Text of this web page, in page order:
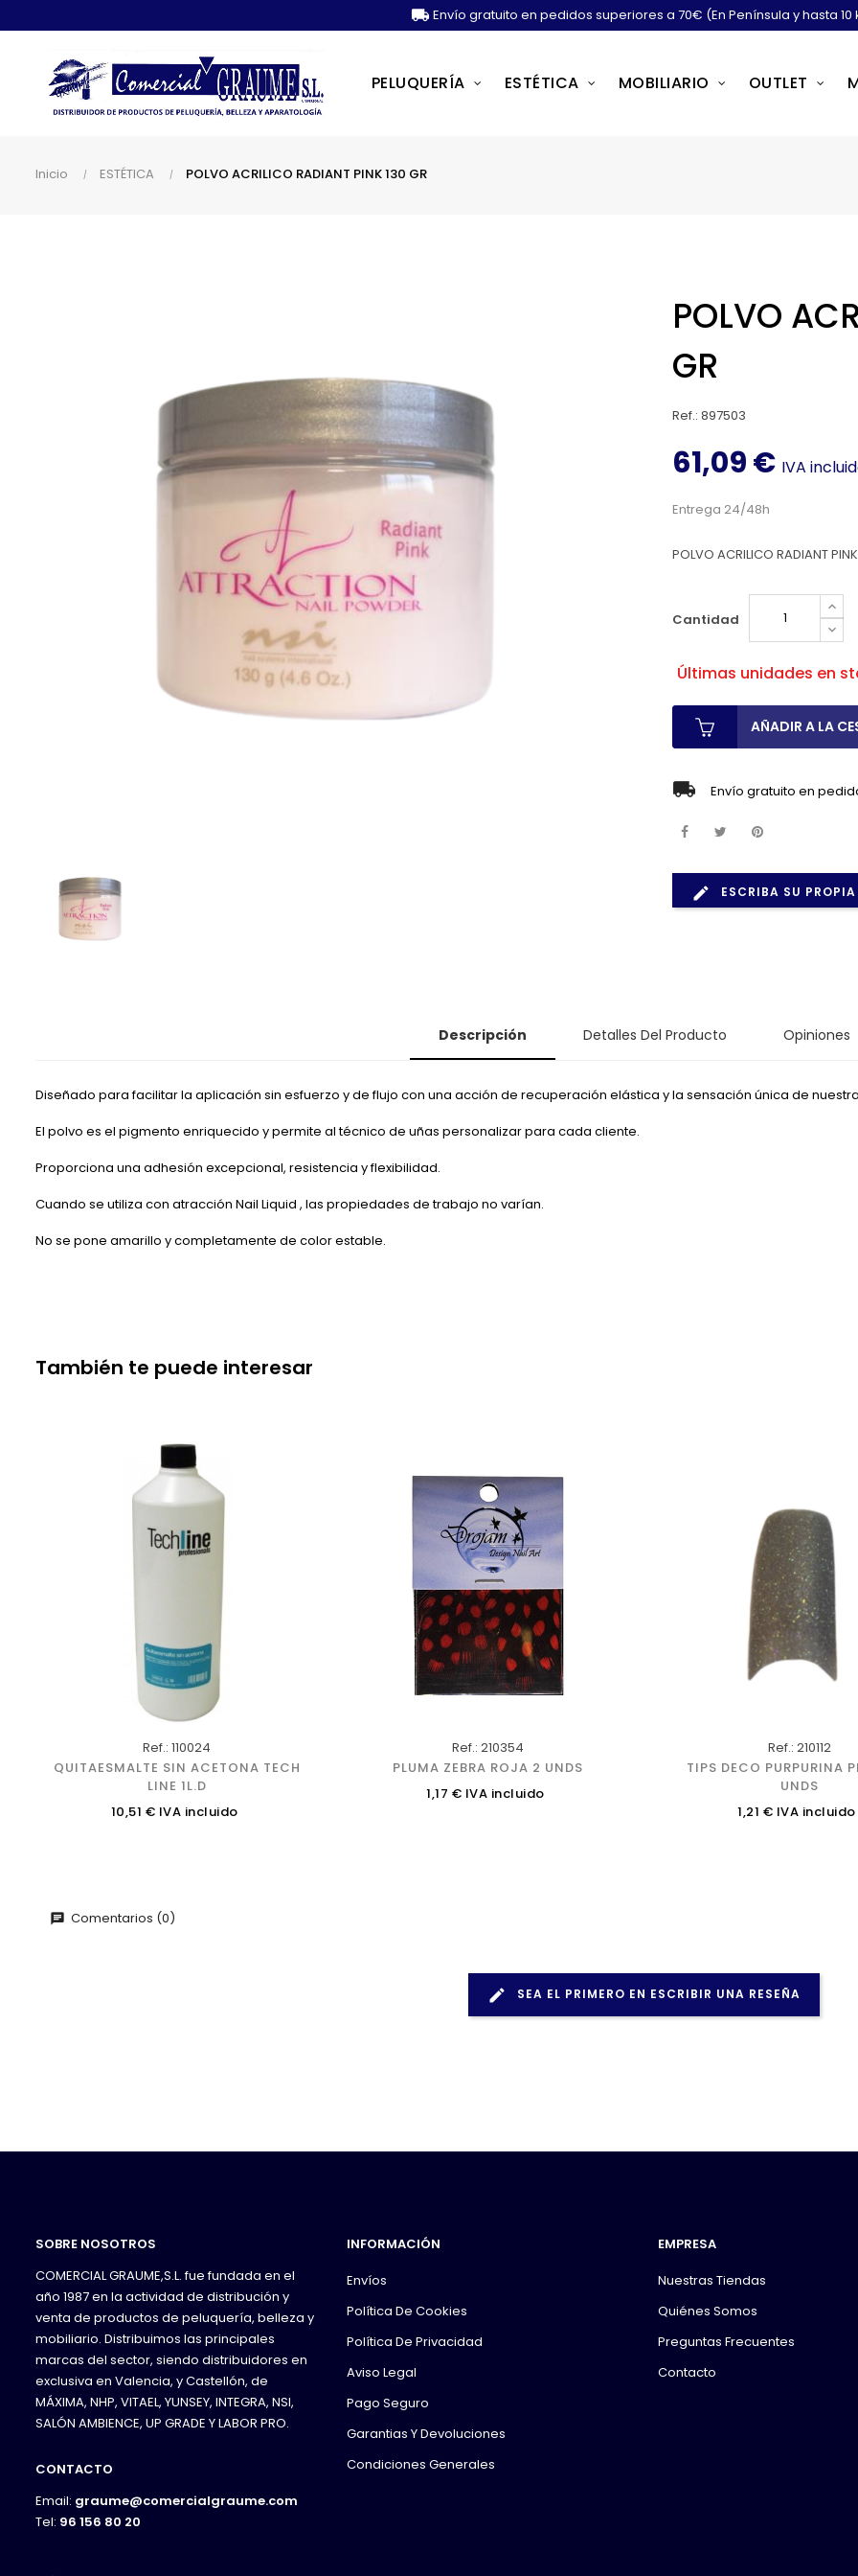
Envío gratuito en pedidos superiores a 70€ (En Península y hasta 10
PELUQUERÍA ESTÉTICA MOBILIARIO OUTLET
Inicio ESTÉTICA POLVO ACRILICO RADIANT PINK 130 GR
POLVO
GR
Ref.: 897503
61,09 € IVA
Entrega 24/48h
POLVO ACRILICO RADIANT
Cantidad
Últimas unidades en
AÑADIR A LA
Envío gratuito en
ESCRIBA SU PROPIA
Descripción Detalles Del Producto Opiniones
Diseñado para facilitar la aplicación sin esfuerzo y de flujo con una acción de recuperación elástica y la sensación única de
El polvo es el pigmento enriquecido y permite al técnico de uñas personalizar para cada cliente.
Proporciona una adhesión excepcional, resistencia y flexibilidad.
Cuando se utiliza con atracción Nail Liquid , las propiedades de trabajo no varían.
No se pone amarillo y completamente de color estable.
También te puede interesar
Ref.: 110024
QUITAESMALTE SIN ACETONA TECH
LINE 1L.D
Precio
10,51 € IVA incluido
Ref.: 210354
PLUMA ZEBRA ROJA 2 UNDS
Precio
1,17 € IVA incluido
Ref.: 210112
TIPS DECO PURPURINA
UNDS
Precio
1,21 € IVA incluido
Comentarios (0)
SEA EL PRIMERO EN ESCRIBIR UNA RESEÑA
SOBRE NOSOTROS
COMERCIAL GRAUME,S.L. fue fundada en el
año 1987 en la actividad de distribución y
venta de productos de peluquería, belleza y
mobiliario. Distribuimos las principales
marcas del sector, siendo distribuidores en
exclusiva en Valencia, y Castellón, de
MÁXIMA, NHP, VITAEL, YUNSEY, INTEGRA, NSI,
SALÓN AMBIENCE, UP GRADE Y LABOR PRO.
CONTACTO
Email: graume@comercialgraume.com
Tel: 96 156 80 20
INFORMACIÓN
Envíos
Política De Cookies
Política De Privacidad
Aviso Legal
Pago Seguro
Garantias Y Devoluciones
Condiciones Generales
EMPRESA
Nuestras Tiendas
Quiénes Somos
Preguntas Frecuentes
Contacto